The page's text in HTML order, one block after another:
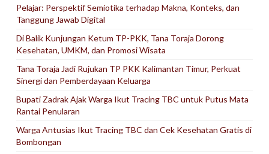
Pelajar: Perspektif Semiotika terhadap Makna, Konteks, dan
Tanggung Jawab Digital
Di Balik Kunjungan Ketum TP-PKK, Tana Toraja Dorong
Kesehatan, UMKM, dan Promosi Wisata
Tana Toraja Jadi Rujukan TP PKK Kalimantan Timur, Perkuat
Sinergi dan Pemberdayaan Keluarga
Bupati Zadrak Ajak Warga Ikut Tracing TBC untuk Putus Mata
Rantai Penularan
Warga Antusias Ikut Tracing TBC dan Cek Kesehatan Gratis di
Bombongan